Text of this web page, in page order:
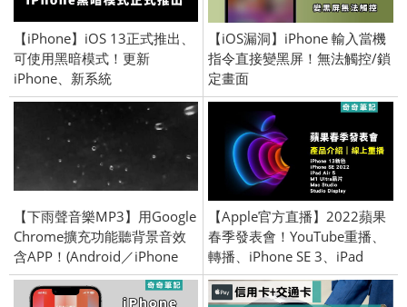
【iPhone】iOS 13正式推出、
可使用黑暗模式！更新
iPhone、新系統
【iOS漏洞】iPhone 輸入當機
指令直接變黑屏！無法觸控/鎖
定畫面
【下雨聲音樂MP3】用Google
Chrome擴充功能聽背景音效
含APP！(Android／iPhone
iOS)
【Apple官方直播】2022蘋果
春季發表會！YouTube重播、
轉播、iPhone SE 3、iPad
Air、iPad mini、MacBook
Pro